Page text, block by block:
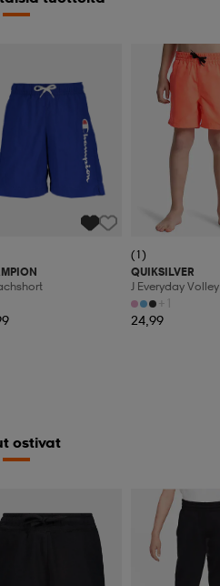
(1)
QUIKSILVER
J Everyday
+1
24,99
ostivat